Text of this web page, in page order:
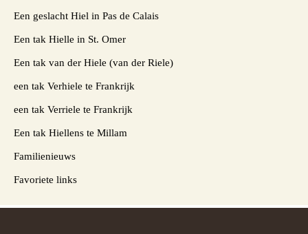
Een geslacht Hiel in Pas de Calais
Een tak Hielle in St. Omer
Een tak van der Hiele (van der Riele)
een tak Verhiele te Frankrijk
een tak Verriele te Frankrijk
Een tak Hiellens te Millam
Familienieuws
Favoriete links